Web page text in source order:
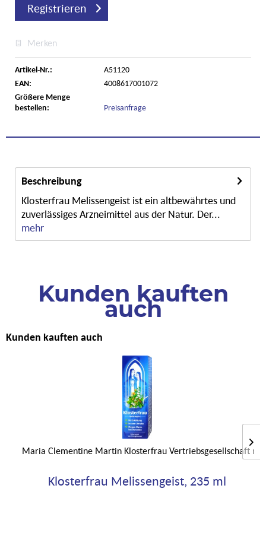
Registrieren
Merken
Artikel-Nr.:
A51120
EAN:
4008617001072
Größere Menge
bestellen:
Preisanfrage
Beschreibung
Klosterfrau Melissengeist ist ein altbewährtes und
zuverlässiges Arzneimittel aus der Natur. Der...
mehr
Kunden kauften
auch
Kunden kauften auch
Maria Clementine Martin Klosterfrau Vertriebsgesellschaft
Klosterfrau Melissengeist, 235 ml